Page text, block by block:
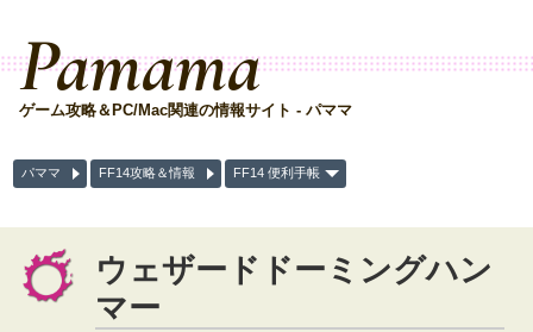
Pamama
ゲーム攻略＆PC/Mac関連の情報サイト - パママ
パママ FF14攻略＆情報 FF14 便利手帳
ウェザードドーミングハン
マー